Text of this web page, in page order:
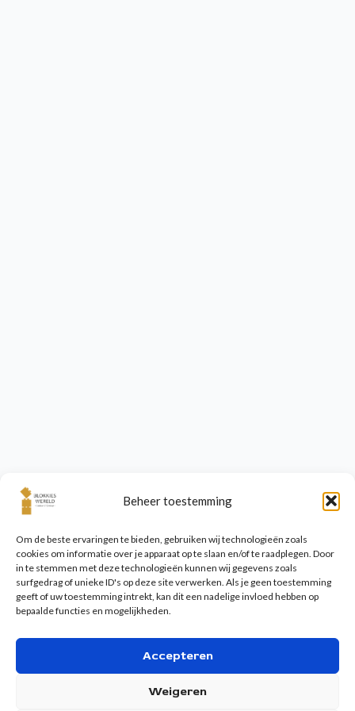
Beheer toestemming
Om de beste ervaringen te bieden, gebruiken wij technologieën zoals
cookies om informatie over je apparaat op te slaan en/of te raadplegen. Door
in te stemmen met deze technologieën kunnen wij gegevens zoals
surfgedrag of unieke ID's op deze site verwerken. Als je geen toestemming
geeft of uw toestemming intrekt, kan dit een nadelige invloed hebben op
bepaalde functies en mogelijkheden.
Accepteren
Weigeren